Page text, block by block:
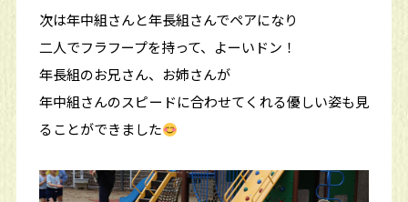
次は年中組さんと年長組さんでペアになり
二人でフラフープを持って、よーいドン！
年長組のお兄さん、お姉さんが
年中組さんのスピードに合わせてくれる優しい姿も見
ることができました